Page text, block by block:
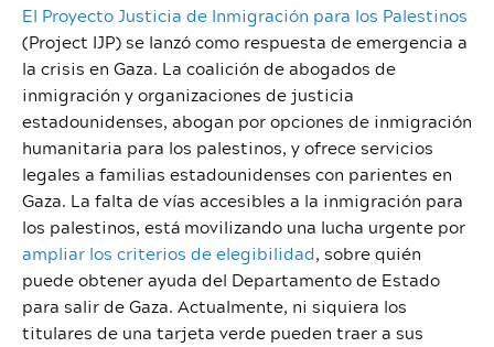
El Proyecto Justicia de Inmigración para los Palestinos
(Project IJP) se lanzó como respuesta de emergencia a
la crisis en Gaza. La coalición de abogados de
inmigración y organizaciones de justicia
estadounidenses, abogan por opciones de inmigración
humanitaria para los palestinos, y ofrece servicios
legales a familias estadounidenses con parientes en
Gaza. La falta de vías accesibles a la inmigración para
los palestinos, está movilizando una lucha urgente por
ampliar los criterios de elegibilidad, sobre quién
puede obtener ayuda del Departamento de Estado
para salir de Gaza. Actualmente, ni siquiera los
titulares de una tarjeta verde pueden traer a sus